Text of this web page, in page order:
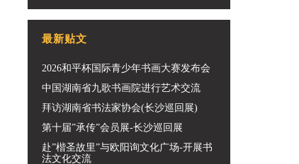
最新贴文
2026和平杯国际青少年书画大赛发布会
中国湖南省九歌书画院进行艺术交流
拜访湖南省书法家协会(长沙巡回展)
第十届”承传”会员展-长沙巡回展
赴”楷圣故里”与欧阳询文化广场-开展书
法文化交流